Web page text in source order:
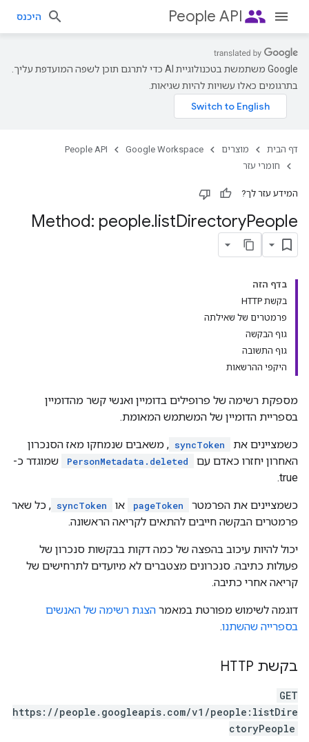
people
People API היכנס
‫Google משתמשת בטכנולוגיית AI כדי לתרגם תוכן לשפה המועדפת עליך.
בתרגומים כאלו עשויות להיות שגיאות.
דף הבית מוצרים Google Workspace
People API
חומרי עזר
המידע עזר לך?
Method: people.listDirectoryPeople
בדף הזה
בקשת HTTP
פרמטרים של שאילתה
גוף הבקשה
גוף התשובה
היקפי ההרשאות
מספקת רשימה של פרופילים בדומיין ואנשי קשר מהדומיין
בספריית הדומיין של המשתמש המאומת.
כשמציינים את syncToken , משאבים שנמחקו מאז הסנכרון
האחרון יחזרו כאדם עם
PersonMetadata.deleted
שמוגדר כ-
true.
כשמציינים את הפרמטר pageToken או syncToken , כל שאר
פרמטרים הבקשה חייבים להתאים לקריאה הראשונה.
יכול להיות עיכוב בהפצה של כמה דקות בבקשות סנכרון של
פעולות כתיבה. סנכרונים מצטברים לא מיועדים לתרחישים של
קריאה אחרי כתיבה.
דוגמה לשימוש מפורטת במאמר הצגת רשימה של האנשים
בספרייה שהשתנו.
בקשת HTTP
GET
https://people.googleapis.com/v1/people:listDire
ctoryPeople